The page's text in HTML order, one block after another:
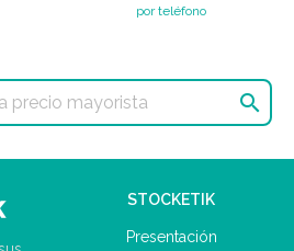
por teléfono

STOCKETIK
Presentación